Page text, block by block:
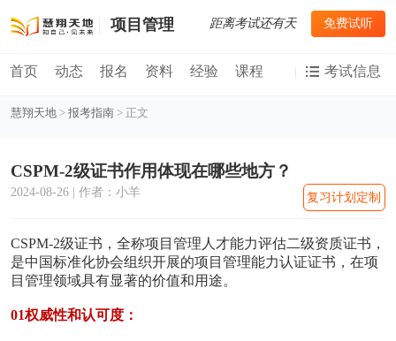
项目管理 免费试听
距离考试还有天
首页 动态 报名 资料 经验 课程 考试信息
慧翔天地> 报考指南> 正文
CSPM-2级证书作用体现在哪些地方？
2024-08-26 | 作者：小羊 复习计划定制
CSPM-2级证书，全称项目管理人才能力评估二级资质证书，
是中国标准化协会组织开展的项目管理能力认证证书，在项
目管理领域具有显著的价值和用途。
01权威性和认可度：